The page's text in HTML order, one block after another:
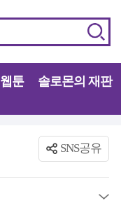
웹툰 솔로몬의 재판
SNS공유